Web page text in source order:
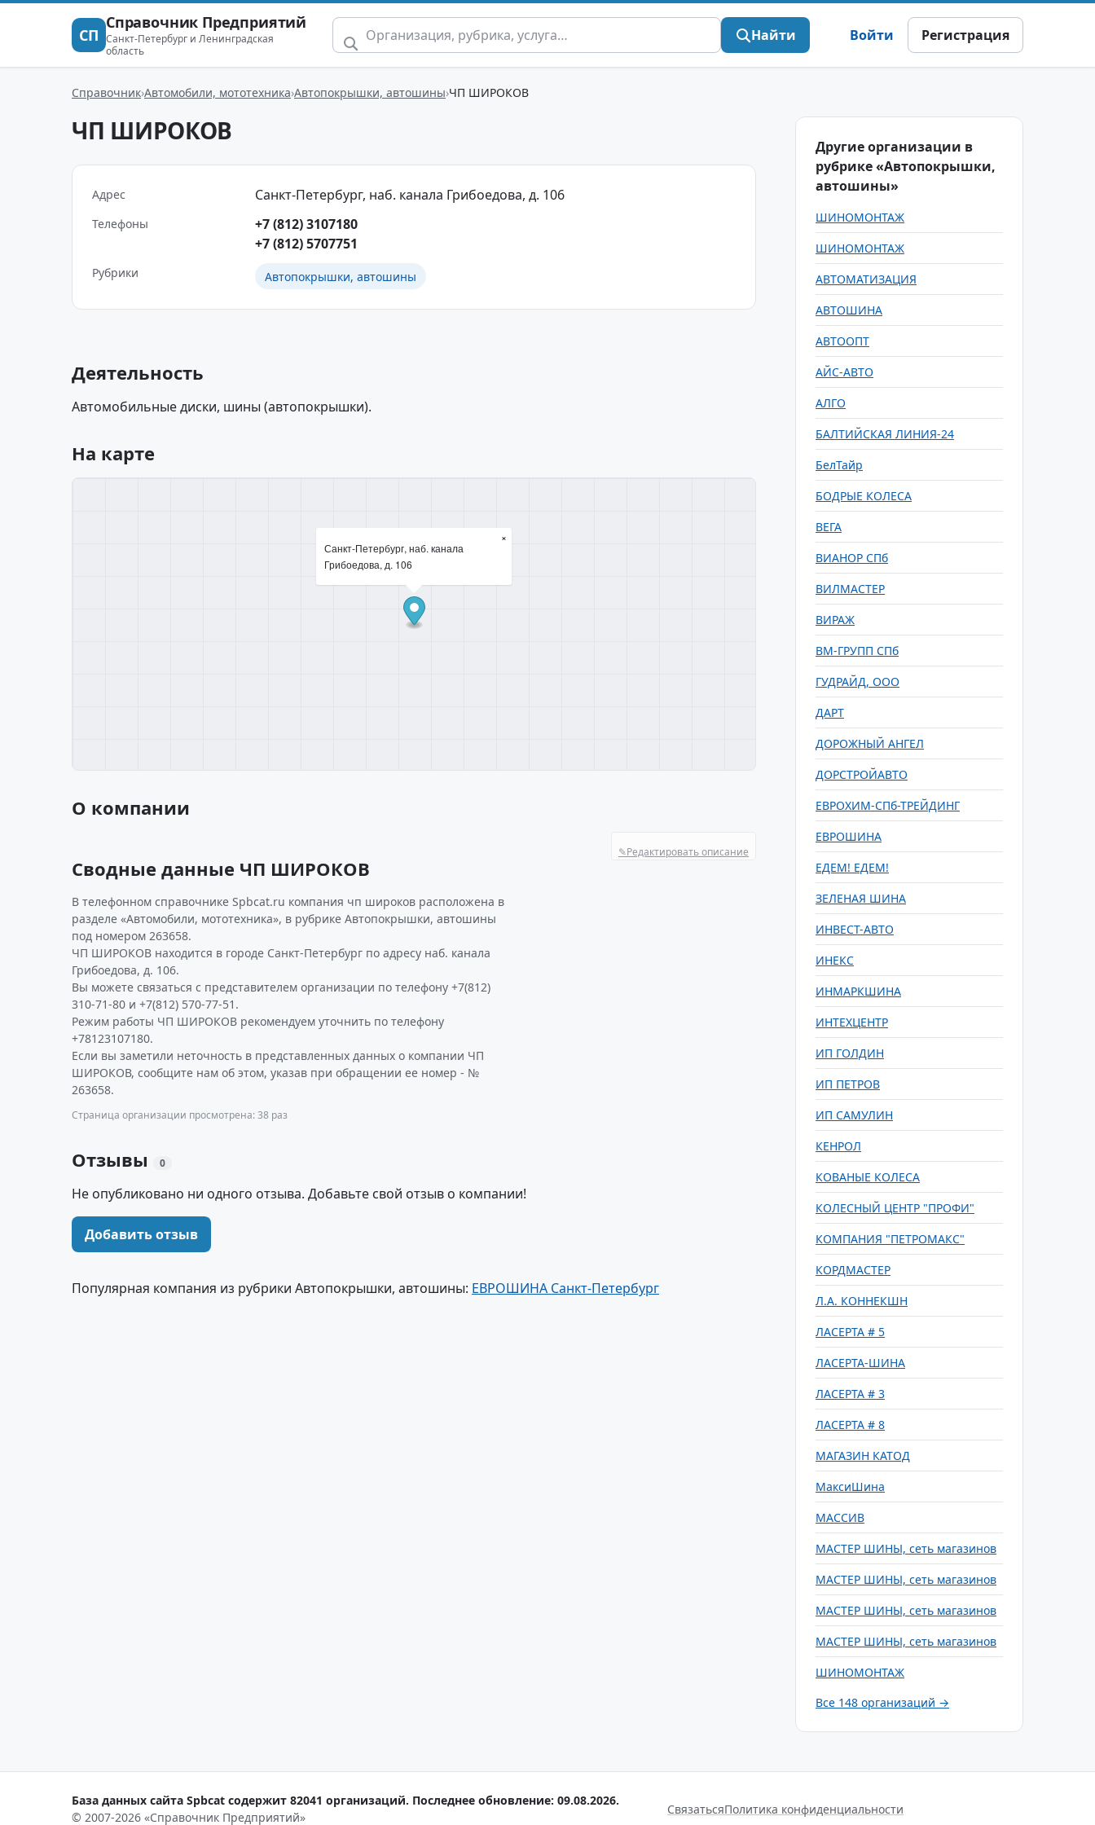
СП
Справочник Предприятий
Санкт-Петербург и Ленинградская
область
Найти Войти Регистрация
Справочник Автомобили, мототехника Автопокрышки, автошины ЧП ШИРОКОВ
ЧП ШИРОКОВ
Адрес Санкт-Петербург, наб. канала Грибоедова, д. 106
Телефоны
+7 (812) 3107180
+7 (812) 5707751
Рубрики Автопокрышки, автошины
Деятельность
Автомобильные диски, шины (автопокрышки).
На карте
Санкт-Петербург, наб. канала
Грибоедова, д. 106
×
О компании
✎Редактировать описание
Сводные данные ЧП ШИРОКОВ
В телефонном справочнике Spbcat.ru компания чп широков расположена в
разделе «Автомобили, мототехника», в рубрике Автопокрышки, автошины
под номером 263658.
ЧП ШИРОКОВ находится в городе Санкт-Петербург по адресу наб. канала
Грибоедова, д. 106.
Вы можете связаться с представителем организации по телефону +7(812)
310-71-80 и +7(812) 570-77-51.
Режим работы ЧП ШИРОКОВ рекомендуем уточнить по телефону
+78123107180.
Если вы заметили неточность в представленных данных о компании ЧП
ШИРОКОВ, сообщите нам об этом, указав при обращении ее номер - №
263658.
Страница организации просмотрена: 38 раз
Отзывы 0
Не опубликовано ни одного отзыва. Добавьте свой отзыв о компании!
Добавить отзыв
Популярная компания из рубрики Автопокрышки, автошины: ЕВРОШИНА Санкт-Петербург
Другие организации в
рубрике «Автопокрышки,
автошины»
ШИНОМОНТАЖ
ШИНОМОНТАЖ
АВТОМАТИЗАЦИЯ
АВТОШИНА
АВТООПТ
АЙС-АВТО
АЛГО
БАЛТИЙСКАЯ ЛИНИЯ-24
БелТайр
БОДРЫЕ КОЛЕСА
ВЕГА
ВИАНОР СПб
ВИЛМАСТЕР
ВИРАЖ
ВМ-ГРУПП СПб
ГУДРАЙД, ООО
ДАРТ
ДОРОЖНЫЙ АНГЕЛ
ДОРСТРОЙАВТО
ЕВРОХИМ-СПб-ТРЕЙДИНГ
ЕВРОШИНА
ЕДЕМ! ЕДЕМ!
ЗЕЛЕНАЯ ШИНА
ИНВЕСТ-АВТО
ИНЕКС
ИНМАРКШИНА
ИНТЕХЦЕНТР
ИП ГОЛДИН
ИП ПЕТРОВ
ИП САМУЛИН
КЕНРОЛ
КОВАНЫЕ КОЛЕСА
КОЛЕСНЫЙ ЦЕНТР "ПРОФИ"
КОМПАНИЯ "ПЕТРОМАКС"
КОРДМАСТЕР
Л.А. КОННЕКШН
ЛАСЕРТА # 5
ЛАСЕРТА-ШИНА
ЛАСЕРТА # 3
ЛАСЕРТА # 8
МАГАЗИН КАТОД
МаксиШина
МАССИВ
МАСТЕР ШИНЫ, сеть магазинов
МАСТЕР ШИНЫ, сеть магазинов
МАСТЕР ШИНЫ, сеть магазинов
МАСТЕР ШИНЫ, сеть магазинов
ШИНОМОНТАЖ
Все 148 организаций →
База данных сайта Spbcat содержит 82041 организаций. Последнее обновление: 09.08.2026.
© 2007-2026 «Справочник Предприятий»
СвязатьсяПолитика конфиденциальности